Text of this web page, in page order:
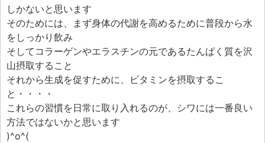
しかないと思います
そのためには、まず身体の代謝を高めるために普段から水
をしっかり飲み
そしてコラーゲンやエラスチンの元であるたんぱく質を沢
山摂取すること
それから生成を促すために、ビタミンを摂取するこ
と・・・・
これらの習慣を日常に取り入れるのが、シワには一番良い
方法ではないかと思います
)^o^(